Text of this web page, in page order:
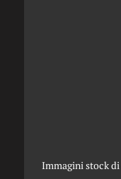
Immagini stock di